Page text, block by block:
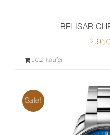
BELISAR
Jetzt kaufen
Sale!